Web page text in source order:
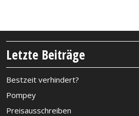
Letzte Beiträge
Bestzeit verhindert?
Pompey
Preisausschreiben